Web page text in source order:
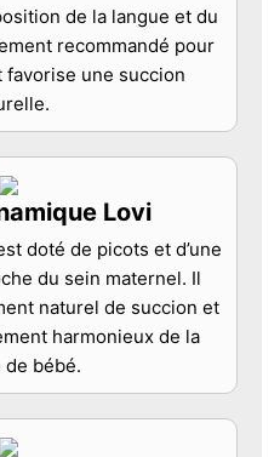
de la langue et du
recommandé pour
favorise une succion
Lovi
doté de picots et d’une
du sein maternel. Il
naturel de succion et
harmonieux de la
de bébé.